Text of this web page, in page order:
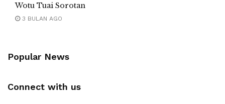
Wotu Tuai Sorotan
3 BULAN AGO
Popular News
Connect with us